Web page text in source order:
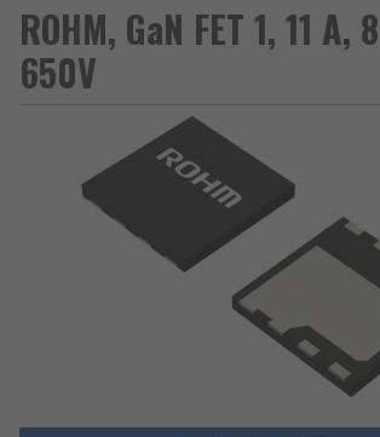
ROHM, GaN FET 1, 11 A,
650V